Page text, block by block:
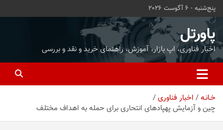
محتوا
بروید
پنج‌شنبه - 6 آگوست 2026
پاورتل
اخبار فناوری، اپ بازار، آموزش، راهنمای خرید و نقد و بررسی
خـانـه
اخبار فناوری
چین و آزمایش‌ پهپادهای انتحاری برای حمله به اهداف مختلف